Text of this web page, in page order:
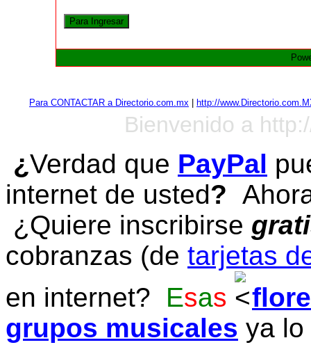
Para CONTACTAR a Directorio.com.mx http://
Bienvenido a
¿Verdad que PayPal
internet de usted?
¿Quiere inscribirse
cobranzas (de tarjetas
en internet? Esas
grupos musicales ya